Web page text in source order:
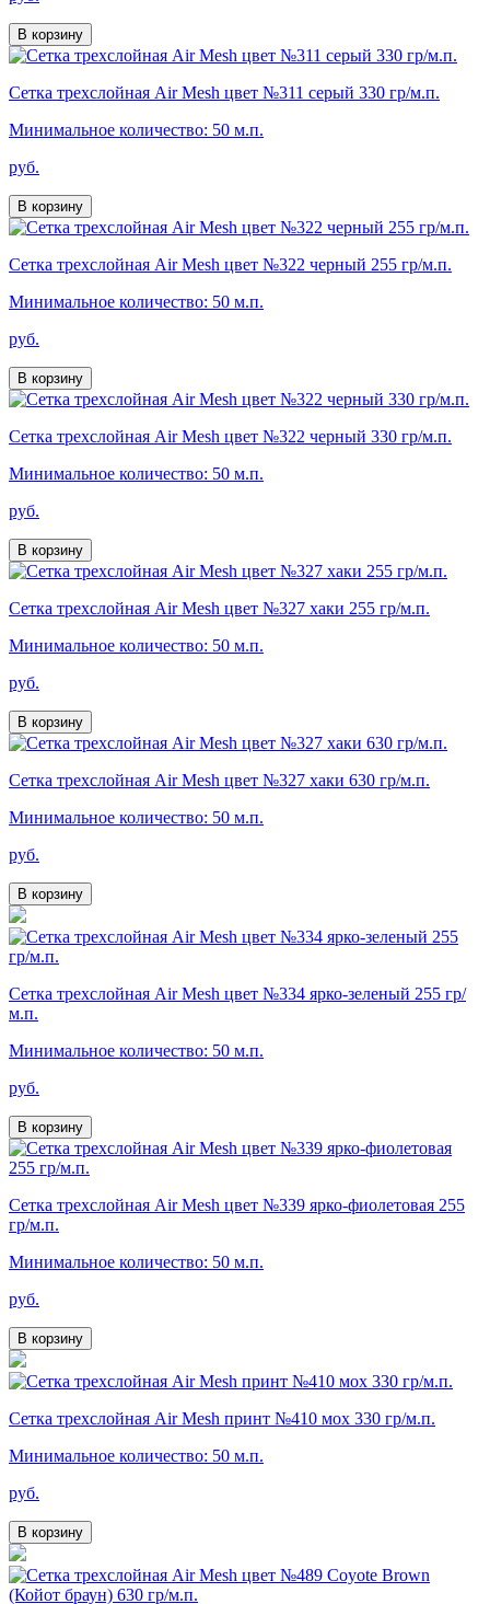
В корзину
Сетка трехслойная Air Mesh цвет №311 серый 330 гр/м.п.
Минимальное количество: 50 м.п.
руб.
В корзину
Сетка трехслойная Air Mesh цвет №322 черный 255 гр/м.п.
Минимальное количество: 50 м.п.
руб.
В корзину
Сетка трехслойная Air Mesh цвет №322 черный 330 гр/м.п.
Минимальное количество: 50 м.п.
руб.
В корзину
Сетка трехслойная Air Mesh цвет №327 хаки 255 гр/м.п.
Минимальное количество: 50 м.п.
руб.
В корзину
Сетка трехслойная Air Mesh цвет №327 хаки 630 гр/м.п.
Минимальное количество: 50 м.п.
руб.
В корзину
Сетка трехслойная Air Mesh цвет №334 ярко-зеленый 255 гр/
м.п.
Минимальное количество: 50 м.п.
руб.
В корзину
Сетка трехслойная Air Mesh цвет №339 ярко-фиолетовая 255
гр/м.п.
Минимальное количество: 50 м.п.
руб.
В корзину
Сетка трехслойная Air Mesh принт №410 мох 330 гр/м.п.
Минимальное количество: 50 м.п.
руб.
В корзину